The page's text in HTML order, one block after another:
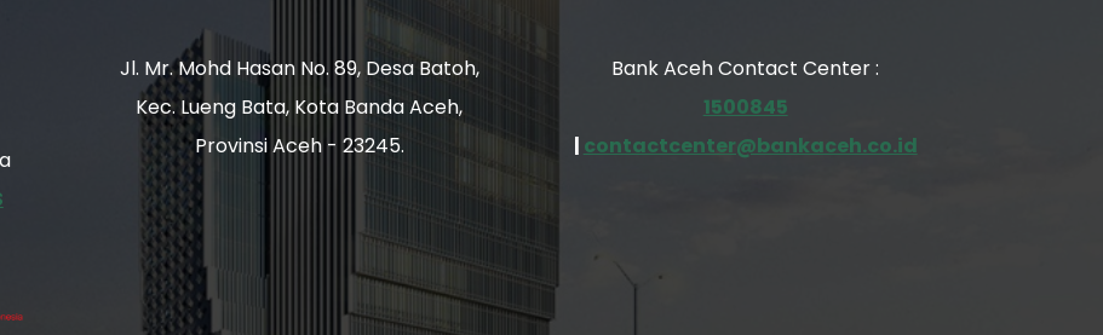
Jl. Mr. Mohd Hasan No. 89, Desa Batoh,
Kec. Lueng Bata, Kota Banda Aceh,
Provinsi Aceh - 23245.
Bank Aceh Contact Center :
1500845
| contactcenter@bankaceh.co.id